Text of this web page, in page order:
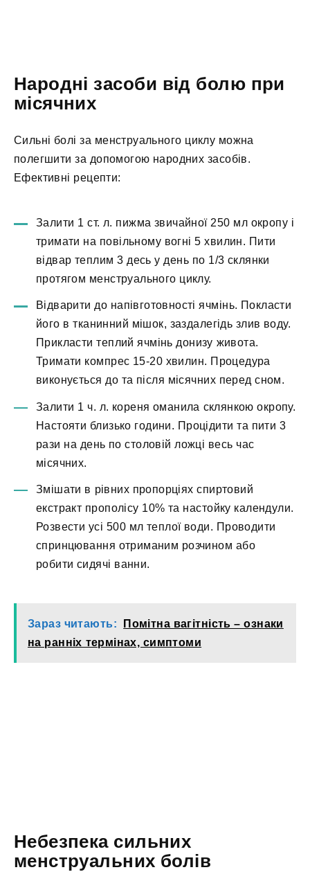
Народні засоби від болю при
місячних
Сильні болі за менструального циклу можна
полегшити за допомогою народних засобів.
Ефективні рецепти:
Залити 1 ст. л. пижма звичайної 250 мл окропу і
тримати на повільному вогні 5 хвилин. Пити
відвар теплим 3 десь у день по 1/3 склянки
протягом менструального циклу.
Відварити до напівготовності ячмінь. Покласти
його в тканинний мішок, заздалегідь злив воду.
Прикласти теплий ячмінь донизу живота.
Тримати компрес 15-20 хвилин. Процедура
виконується до та після місячних перед сном.
Залити 1 ч. л. кореня оманила склянкою окропу.
Настояти близько години. Процідити та пити 3
рази на день по столовій ложці весь час
місячних.
Змішати в рівних пропорціях спиртовий
екстракт прополісу 10% та настойку календули.
Розвести усі 500 мл теплої води. Проводити
спринцювання отриманим розчином або
робити сидячі ванни.
Зараз читають:
Помітна вагітність – ознаки
на ранніх термінах, симптоми
Небезпека сильних
менструальних болів